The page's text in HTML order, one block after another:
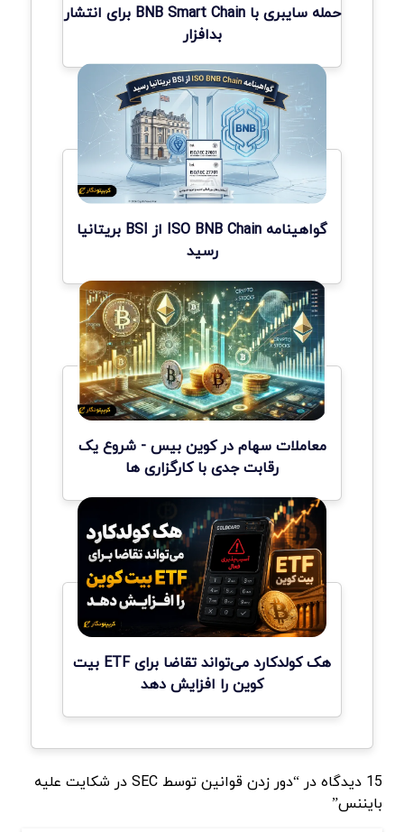
حمله سایبری با BNB Smart Chain برای انتشار
بدافزار
گواهینامه ISO BNB Chain از BSI بریتانیا
رسید
معاملات سهام در کوین بیس - شروع یک
رقابت جدی با کارگزاری ها
هک کولدکارد می‌تواند تقاضا برای ETF بیت
کوین را افزایش دهد
15 دیدگاه در “دور زدن قوانین توسط SEC در شکایت علیه
بایننس”